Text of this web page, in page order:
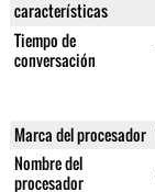
características
Tiempo de
conversación
Marca del procesador
Nombre del
procesador